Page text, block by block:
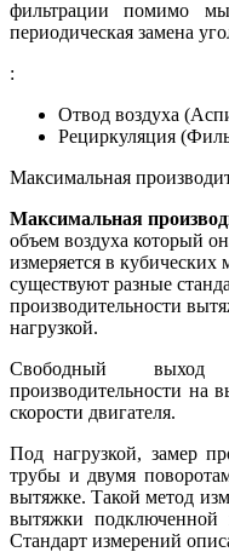
фильтрации помимо
периодическая замена
:
Отвод воздуха
Рециркуляция
Максимальная
Максимальная
объем воздуха который
измеряется в
существуют разные
производительности
нагрузкой.
Свободный выход
производительности на
скорости двигателя.
Под нагрузкой, замер
трубы и двумя
вытяжке. Такой метод
вытяжки подключенной
Стандарт измерений